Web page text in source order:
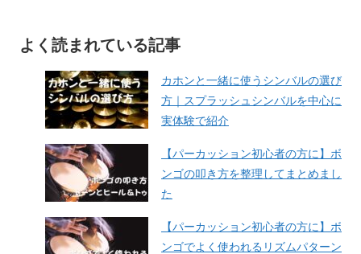
よく読まれている記事
カホンと一緒に使うシンバルの選び
方｜スプラッシュシンバルを中心に
実体験で紹介
【パーカッション初心者の方に】ボ
ンゴの叩き方を整理してまとめまし
た
【パーカッション初心者の方に】ボ
ンゴでよく使われるリズムパターン